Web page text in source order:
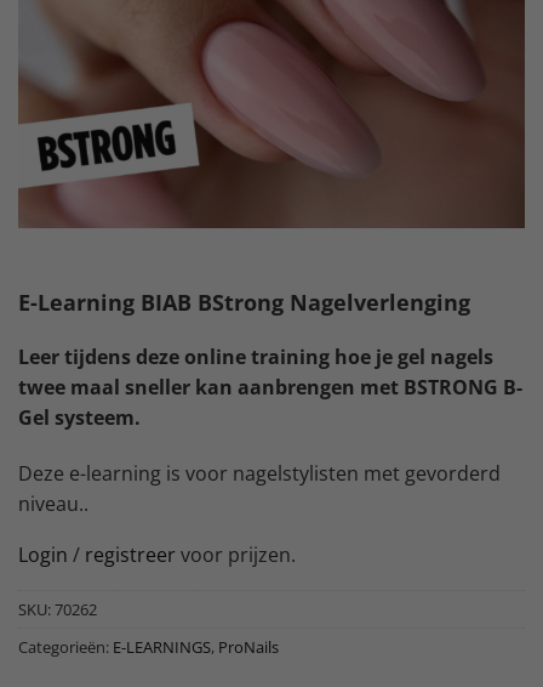
E-Learning BIAB BStrong Nagelverlenging
Leer tijdens deze online training hoe je gel nagels
twee maal sneller kan aanbrengen met BSTRONG B-
Gel systeem.
Deze e-learning is voor nagelstylisten met gevorderd
niveau..
Login / registreer voor prijzen.
SKU:70262
Categorieën: E-LEARNINGS, ProNails